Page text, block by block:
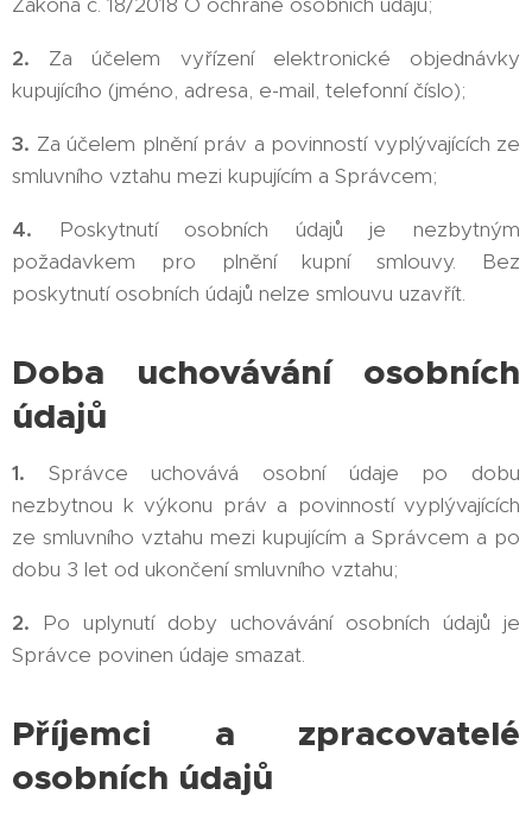
2. Za účelem vyřízení elektronické objednávky
kupujícího (jméno, adresa, e-mail, telefonní číslo);
3. Za účelem plnění práv a povinností vyplývajících ze
smluvního vztahu mezi kupujícím a Správcem;
4. Poskytnutí osobních údajů je nezbytným
požadavkem pro plnění kupní smlouvy. Bez
poskytnutí osobních údajů nelze smlouvu uzavřít.
Doba uchovávání osobních
údajů
1. Správce uchovává osobní údaje po dobu
nezbytnou k výkonu práv a povinností vyplývajících
ze smluvního vztahu mezi kupujícím a Správcem a po
dobu 3 let od ukončení smluvního vztahu;
2. Po uplynutí doby uchovávání osobních údajů je
Správce povinen údaje smazat.
Příjemci a zpracovatelé
osobních údajů